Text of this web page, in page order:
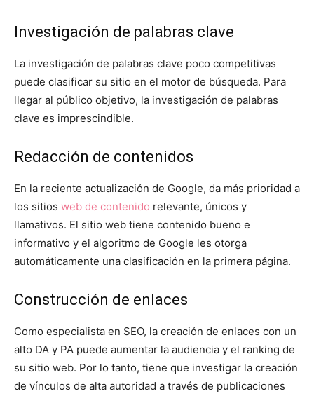
Investigación de palabras clave
La investigación de palabras clave poco competitivas
puede clasificar su sitio en el motor de búsqueda. Para
llegar al público objetivo, la investigación de palabras
clave es imprescindible.
Redacción de contenidos
En la reciente actualización de Google, da más prioridad a
los sitios web de contenido relevante, únicos y
llamativos. El sitio web tiene contenido bueno e
informativo y el algoritmo de Google les otorga
automáticamente una clasificación en la primera página.
Construcción de enlaces
Como especialista en SEO, la creación de enlaces con un
alto DA y PA puede aumentar la audiencia y el ranking de
su sitio web. Por lo tanto, tiene que investigar la creación
de vínculos de alta autoridad a través de publicaciones